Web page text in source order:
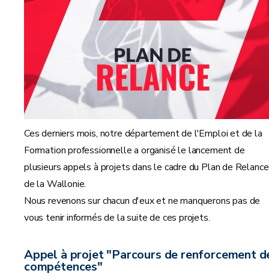
Ces derniers mois, notre département de l'Emploi et de la
Formation professionnelle a organisé le lancement de
plusieurs appels à projets dans le cadre du Plan de Relance
de la Wallonie.
Nous revenons sur chacun d'eux et ne manquerons pas de
vous tenir informés de la suite de ces projets.
Appel à projet "Parcours de renforcement
compétences"